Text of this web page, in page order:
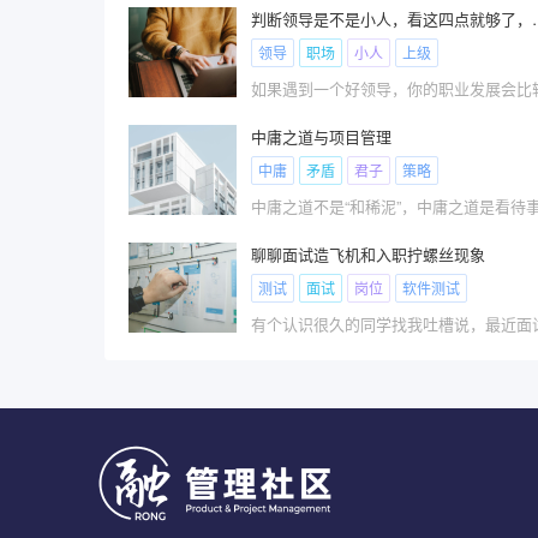
判断领导
领导 职场 小人 上级
中庸之道与项目管理
中庸 矛盾 君子 策略
聊聊面试造飞机和入职拧螺丝现象
测试 面试 岗位 软件测试
有个认识很久的同学找我吐槽说，最近面